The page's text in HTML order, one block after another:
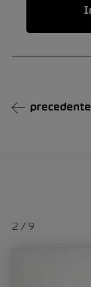
precedente
2 / 9